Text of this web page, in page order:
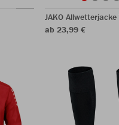
JAKO
ab 23,99 €